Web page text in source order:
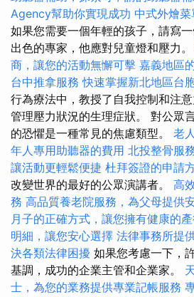
Agency幫助你實現成功 中式外燴
如果您需要一個年輕的孩子，請寫
出色的專家，他應對兒童燈和壓力。
商，讓您的活動無懈可擊 嘉義地區
台中推拿服務 快速掌握新北地區台
行為療法中，教授了自我控制和注
管理壓力狀況的生理症狀。 對公眾
的恐懼是一種常見的焦慮類型。 老
年人專用助聽器的費用 北投整骨服
讓活動更輕鬆便捷 杜拜簽證的申請
改變世界的最好的公眾演講者。 高
務 高品質養老院服務，為父母提供
月子的正確方式，讓您擁有健康的
明細，讓您安心選擇 法律事務所提
決各類法律困擾 如果您考慮一下，
基調，成功的企業主管和企業家。
士，為您的業務提供專業記帳服務